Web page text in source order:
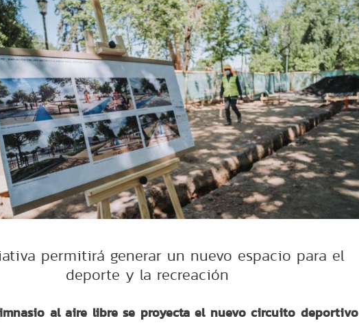
permitirá generar un nuevo espacio para el
deporte y la recreación
al aire libre se proyecta el nuevo circuito deportivo